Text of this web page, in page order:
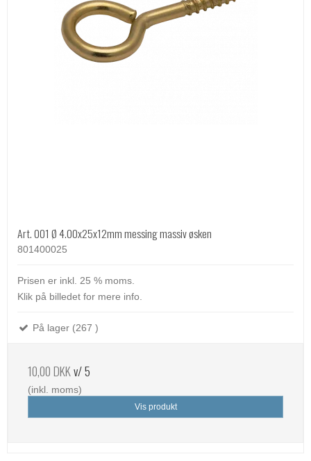
Art. 001 Ø 4.00x25x12mm messing massiv øsken
801400025
Prisen er inkl. 25 % moms.
Klik på billedet for mere info.
På lager (267 )
10,00 DKKv/ 5
(inkl. moms)
Vis produkt